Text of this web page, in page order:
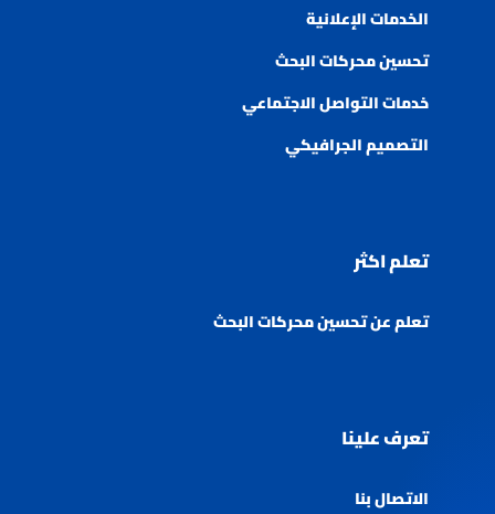
الخدمات الإعلانية
تحسين محركات البحث
خدمات التواصل الاجتماعي
التصميم الجرافيكي
تعلم اكثر
تعلم عن تحسين محركات البحث
تعرف علينا
الاتصال بنا